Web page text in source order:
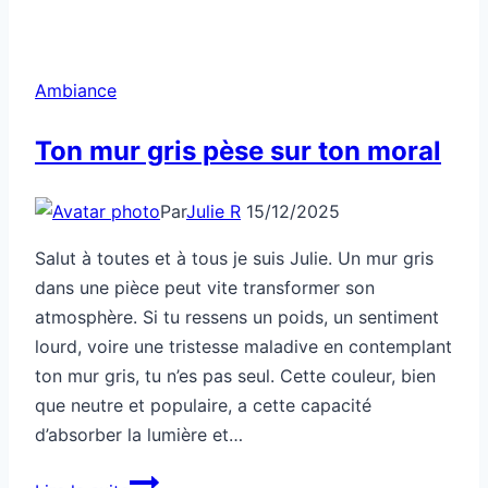
Ambiance
Ton mur gris pèse sur ton moral
ParJulie R 15/12/2025
Salut à toutes et à tous je suis Julie. Un mur gris
dans une pièce peut vite transformer son
atmosphère. Si tu ressens un poids, un sentiment
lourd, voire une tristesse maladive en contemplant
ton mur gris, tu n’es pas seul. Cette couleur, bien
que neutre et populaire, a cette capacité
d’absorber la lumière et…
Ton